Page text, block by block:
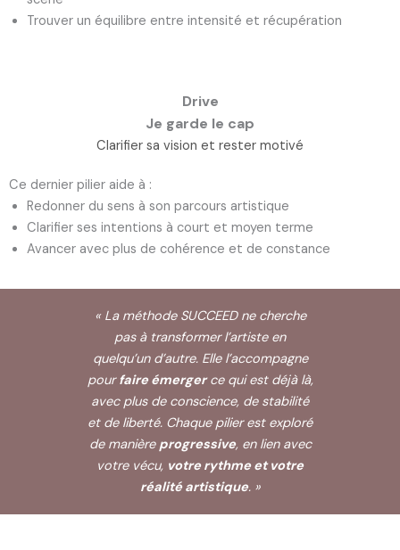
Trouver un équilibre entre intensité et récupération
Drive
Je garde le cap
Clarifier sa vision et rester motivé
Ce dernier pilier aide à :
Redonner du sens à son parcours artistique
Clarifier ses intentions à court et moyen terme
Avancer avec plus de cohérence et de constance
« La méthode SUCCEED ne cherche
pas à transformer l’artiste en
quelqu’un d’autre. Elle l’accompagne
pourfaire émergerce qui est déjà là,
avec plus de conscience, de stabilité
et de liberté. Chaque pilier est exploré
de manière progressive, en lien avec
votre vécu, votre rythme et votre
réalité artistique. »